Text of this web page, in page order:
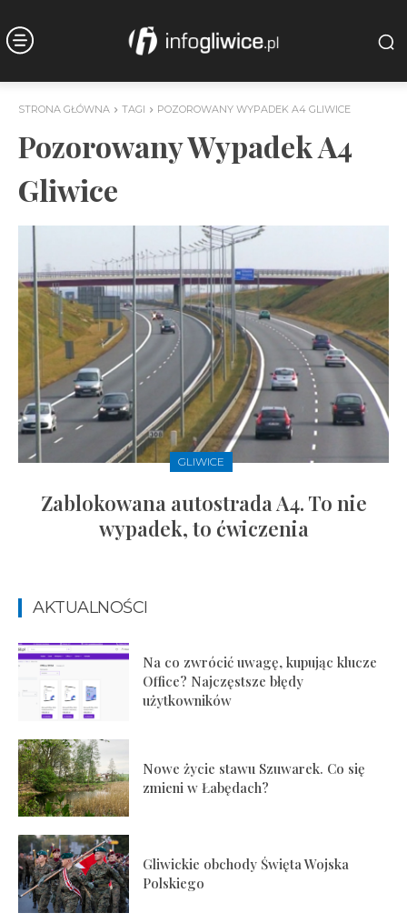
STRONA GŁÓWNA TAGI POZOROWANY WYPADEK A4 GLIWICE
Pozorowany Wypadek A4
Gliwice
GLIWICE
Zablokowana autostrada A4. To nie
wypadek, to ćwiczenia
AKTUALNOŚCI
Na co zwrócić uwagę, kupując klucze
Office? Najczęstsze błędy
użytkowników
Nowe życie stawu Szuwarek. Co się
zmieni w Łabędach?
Gliwickie obchody Święta Wojska
Polskiego